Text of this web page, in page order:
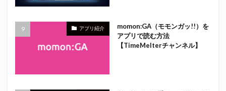
アプリ紹介
momon:GA（モモンガッ!!）を
アプリで読む方法
【TimeMelterチャンネル】